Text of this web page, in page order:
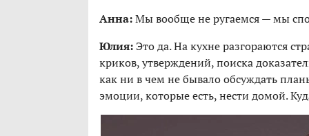
Анна:Мы вообще не ругаемся — мы
Юлия: Это да. На кухне разгораются
криков, утверждений, поиска
как ни в чем не бывало обсуждать
эмоции, которые есть, нести домой.